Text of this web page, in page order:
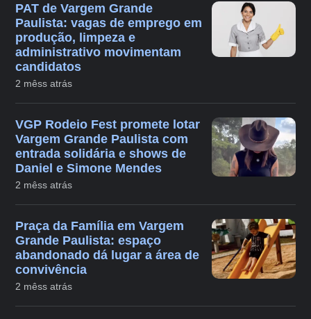
PAT de Vargem Grande
Paulista: vagas de emprego em
produção, limpeza e
administrativo movimentam
candidatos
2 mêss atrás
VGP Rodeio Fest promete lotar
Vargem Grande Paulista com
entrada solidária e shows de
Daniel e Simone Mendes
2 mêss atrás
Praça da Família em Vargem
Grande Paulista: espaço
abandonado dá lugar a área de
convivência
2 mêss atrás